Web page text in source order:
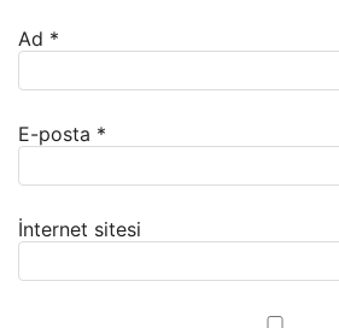
Ad *
E-posta *
İnternet sitesi